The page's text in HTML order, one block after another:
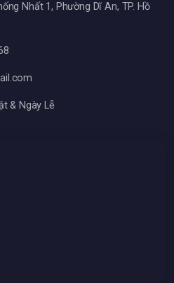
Nhất 1, Phường Dĩ An, TP. Hồ
& Ngày Lễ